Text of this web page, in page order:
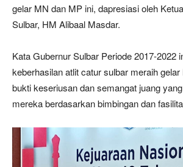
gelar MN dan MP ini, dapresiasi oleh
Sulbar, HM Alibaal Masdar.
Kata Gubernur Sulbar Periode 2017-2022
keberhasilan atlit catur sulbar meraih
bukti keseriusan dan semangat juang
mereka berdasarkan bimbingan dan